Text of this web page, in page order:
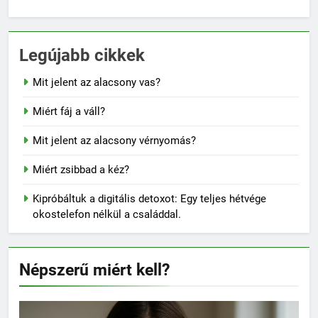
Legújabb cikkek
Mit jelent az alacsony vas?
Miért fáj a váll?
Mit jelent az alacsony vérnyomás?
Miért zsibbad a kéz?
Kipróbáltuk a digitális detoxot: Egy teljes hétvége
okostelefon nélkül a családdal.
Népszerű miért kell?